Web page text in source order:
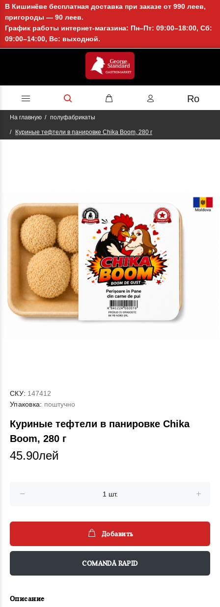
В Кишинёве бесплатная доставка при заказе от 990 леев,
пригороды — 90 леев.
График работы интернет-магазина: Пн–Пт: 09:00–18:00, Сб:
09:00–14:00, Вс: выходной.
Ro
На главную полуфабрикаты
Куриные тефтели в панировке Chika Boom, 280 г
СКУ: 147412
Упаковка: поштучно
Куриные тефтели в панировке Chika
Boom, 280 г
45.90лей
Добавить
COMANDĂ RAPID
Описание